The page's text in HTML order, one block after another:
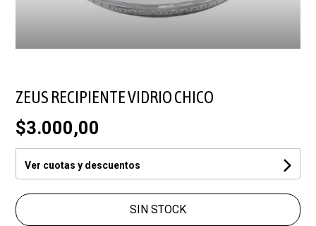
ZEUS RECIPIENTE VIDRIO CHICO
$3.000,00
Ver cuotas y descuentos
SIN STOCK